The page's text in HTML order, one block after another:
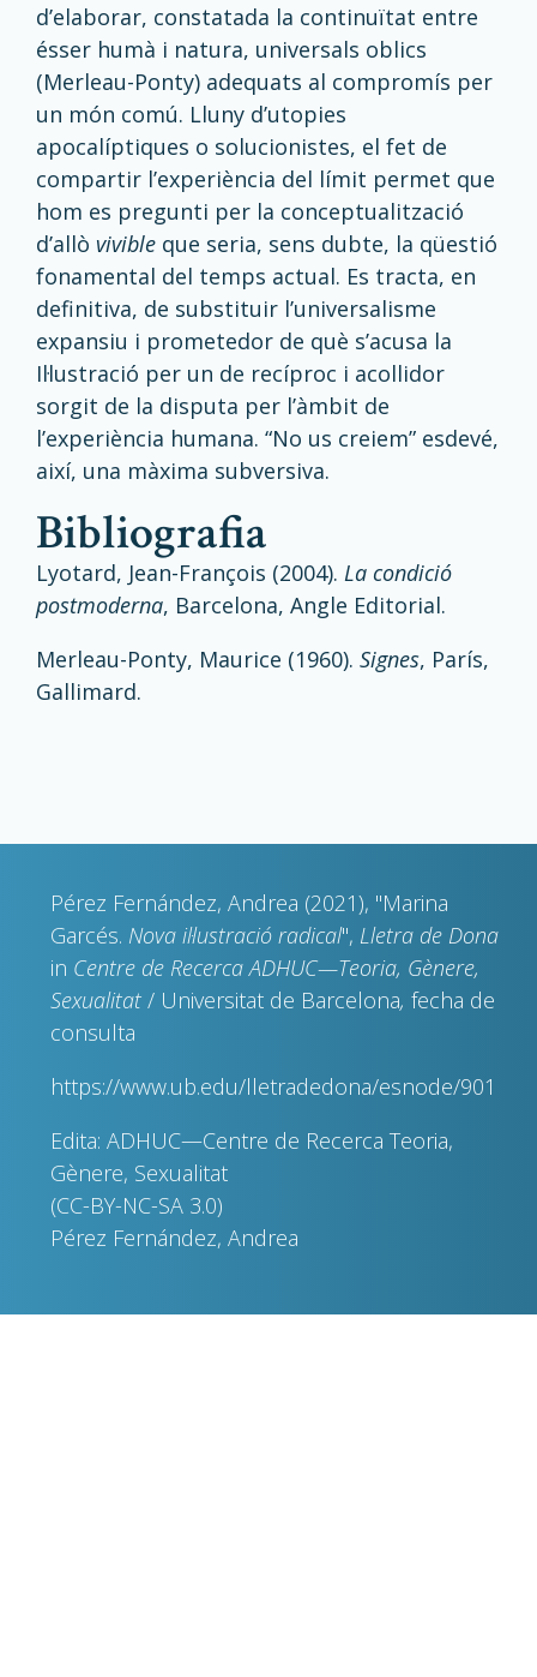
d’elaborar, constatada la continuïtat entre
ésser humà i natura, universals oblics
(Merleau-Ponty) adequats al compromís per
un món comú. Lluny d’utopies
apocalíptiques o solucionistes, el fet de
compartir l’experiència del límit permet que
hom es pregunti per la conceptualització
d’allò vivible que seria, sens dubte, la qüestió
fonamental del temps actual. Es tracta, en
definitiva, de substituir l’universalisme
expansiu i prometedor de què s’acusa la
Il·lustració per un de recíproc i acollidor
sorgit de la disputa per l’àmbit de
l’experiència humana. “No us creiem” esdevé,
així, una màxima subversiva.
bibliografia
Lyotard, Jean-François (2004). La condició
postmoderna, Barcelona, Angle Editorial.
Merleau-Ponty, Maurice (1960). Signes, París,
Gallimard.
Pérez Fernández, Andrea (2021), "Marina
Garcés. Nova il·lustració radical", Lletra de Dona
in Centre de Recerca ADHUC—Teoria, Gènere,
Sexualitat / Universitat de Barcelona, fecha de
consulta
https://www.ub.edu/lletradedona/esnode/901
Edita: ADHUC—Centre de Recerca Teoria,
Gènere, Sexualitat
(CC-BY-NC-SA 3.0)
Pérez Fernández, Andrea